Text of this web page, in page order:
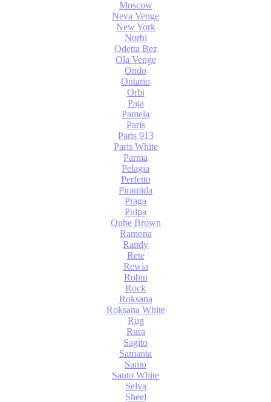
Moscow
Neva Venge
New York
Norbi
Odetta Bez
Ola Venge
Ondo
Ontario
Orbi
Paja
Pamela
Paris
Paris 913
Paris White
Parma
Pelagia
Perfetto
Piramida
Praga
Pulpa
Qube Brown
Ramona
Randy
Rete
Rewia
Robin
Rock
Roksana
Roksana White
Rug
Rura
Sagito
Samanta
Santo
Santo White
Selva
Sheel